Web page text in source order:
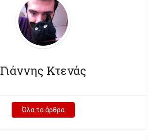
Γιάννης Κτενάς
Όλα τα άρθρα